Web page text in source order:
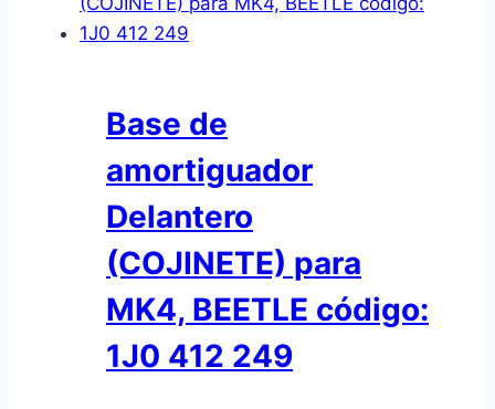
Base de
amortiguador
Delantero
(COJINETE) para
MK4, BEETLE código:
1J0 412 249